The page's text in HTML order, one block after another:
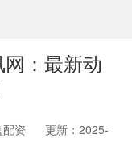
：最新动
资
更新：2025-